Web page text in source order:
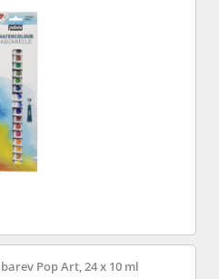
Pop Art, 24 x 10 ml